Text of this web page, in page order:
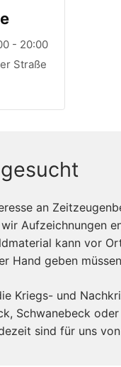
- 20:00
Straße
an
wir Aufzeichnungen
kann vor
Hand geben
Kriegs- und
Schwanebeck
sind für uns